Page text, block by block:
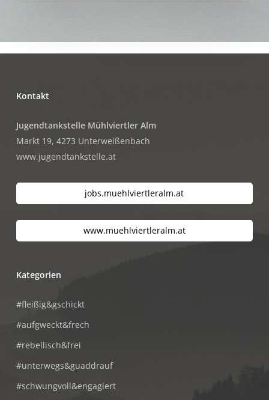
Kontakt
Jugendtankstelle Mühlviertler Alm
Markt 19, 4273 Unterweißenbach
www.jugendtankstelle.at
jobs.muehlviertleralm.at
www.muehlviertleralm.at
Kategorien
#fleißig&gschickt
#aufgweckt&frech
#rebellisch&frei
#unterwegs&guaddrauf
#schwungvoll&engagiert